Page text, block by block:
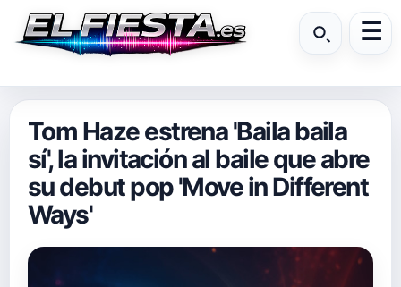
Tom Haze estrena 'Baila baila
sí', la invitación al baile que abre
su debut pop 'Move in Different
Ways'